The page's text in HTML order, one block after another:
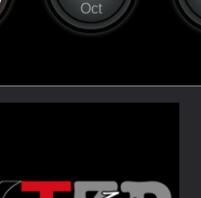
Oct